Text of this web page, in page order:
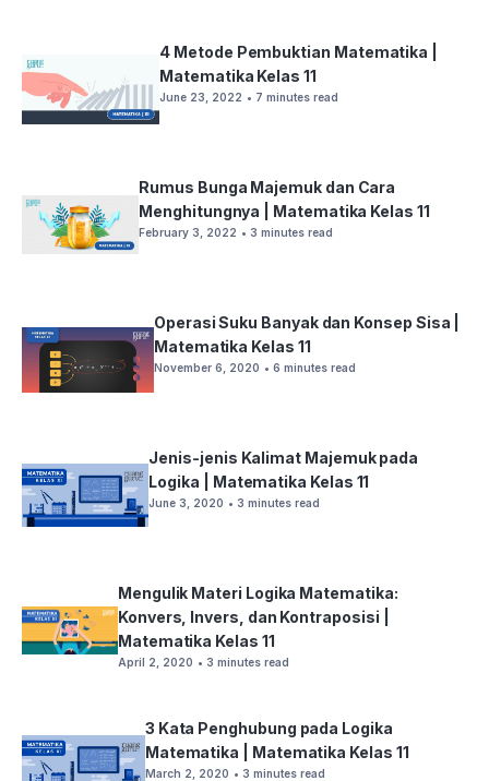
4 Metode Pembuktian Matematika |
Matematika Kelas 11
June 23, 2022 • 7 minutes read
Rumus Bunga Majemuk dan Cara
Menghitungnya | Matematika Kelas 11
February 3, 2022 • 3 minutes read
Operasi Suku Banyak dan Konsep Sisa |
Matematika Kelas 11
November 6, 2020 • 6 minutes read
Jenis-jenis Kalimat Majemuk pada
Logika | Matematika Kelas 11
June 3, 2020 • 3 minutes read
Mengulik Materi Logika Matematika:
Konvers, Invers, dan Kontraposisi |
Matematika Kelas 11
April 2, 2020 • 3 minutes read
3 Kata Penghubung pada Logika
Matematika | Matematika Kelas 11
March 2, 2020 • 3 minutes read